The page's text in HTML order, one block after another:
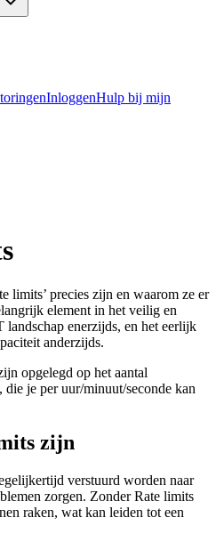
InloggenHulp bij mijn
limits’ precies zijn en waarom ze er
element in het veilig en
enerzijds, en het eerlijk
anderzijds.
opgelegd op het aantal
je per uur/minuut/seconde kan
zijn
verstuurd worden naar
zorgen. Zonder Rate limits
raken, wat kan leiden tot een